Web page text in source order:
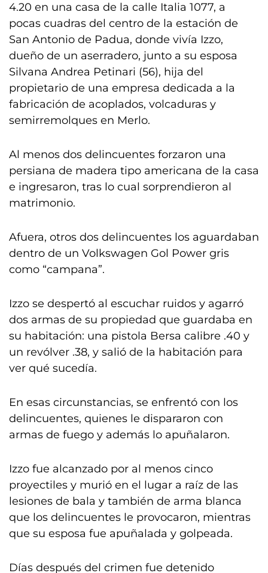
4.20 en una casa de la calle Italia 1077, a
pocas cuadras del centro de la estación de
San Antonio de Padua, donde vivía Izzo,
dueño de un aserradero, junto a su esposa
Silvana Andrea Petinari (56), hija del
propietario de una empresa dedicada a la
fabricación de acoplados, volcaduras y
semirremolques en Merlo.
Al menos dos delincuentes forzaron una
persiana de madera tipo americana de la casa
e ingresaron, tras lo cual sorprendieron al
matrimonio.
Afuera, otros dos delincuentes los aguardaban
dentro de un Volkswagen Gol Power gris
como “campana”.
Izzo se despertó al escuchar ruidos y agarró
dos armas de su propiedad que guardaba en
su habitación: una pistola Bersa calibre .40 y
un revólver .38, y salió de la habitación para
ver qué sucedía.
En esas circunstancias, se enfrentó con los
delincuentes, quienes le dispararon con
armas de fuego y además lo apuñalaron.
Izzo fue alcanzado por al menos cinco
proyectiles y murió en el lugar a raíz de las
lesiones de bala y también de arma blanca
que los delincuentes le provocaron, mientras
que su esposa fue apuñalada y golpeada.
Días después del crimen fue detenido